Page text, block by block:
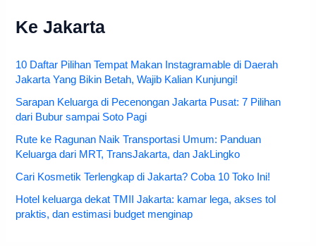
Ke Jakarta
10 Daftar Pilihan Tempat Makan Instagramable di Daerah
Jakarta Yang Bikin Betah, Wajib Kalian Kunjungi!
Sarapan Keluarga di Pecenongan Jakarta Pusat: 7 Pilihan
dari Bubur sampai Soto Pagi
Rute ke Ragunan Naik Transportasi Umum: Panduan
Keluarga dari MRT, TransJakarta, dan JakLingko
Cari Kosmetik Terlengkap di Jakarta? Coba 10 Toko Ini!
Hotel keluarga dekat TMII Jakarta: kamar lega, akses tol
praktis, dan estimasi budget menginap